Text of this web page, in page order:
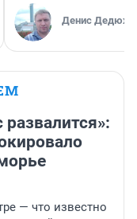
Денис
— что известно